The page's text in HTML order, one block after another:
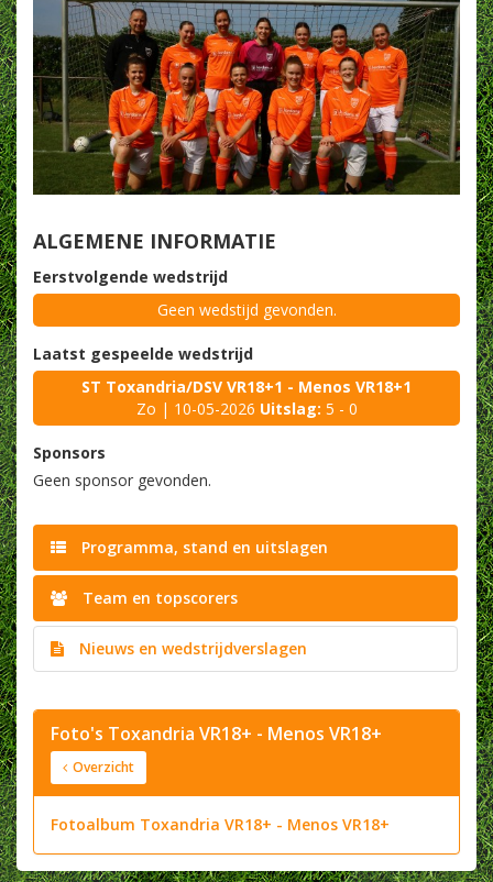
ALGEMENE INFORMATIE
Eerstvolgende wedstrijd
Geen wedstijd gevonden.
Laatst gespeelde wedstrijd
ST Toxandria/DSV VR18+1 - Menos VR18+1
Zo | 10-05-2026 Uitslag: 5 - 0
Sponsors
Geen sponsor gevonden.
Programma, stand en uitslagen
Team en topscorers
Nieuws en wedstrijdverslagen
Foto's Toxandria VR18+ - Menos VR18+
Overzicht
Fotoalbum Toxandria VR18+ - Menos VR18+